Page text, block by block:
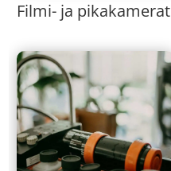
Filmi- ja pikakamerat